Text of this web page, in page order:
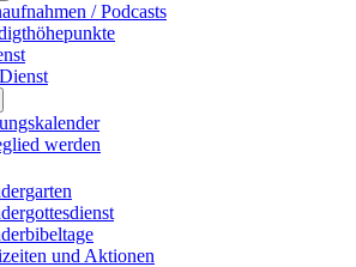
/ Podcasts
werden
und Aktionen